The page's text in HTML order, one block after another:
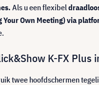
Als u een flexibel
Own Meeting) via
K-FX Plus
twee hoofdschermen